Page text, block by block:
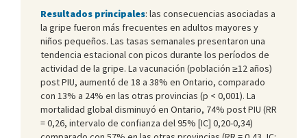
Resultados principales: las consecuencias asociadas a
la gripe fueron más frecuentes en adultos mayores y
niños pequeños. Las tasas semanales presentaron una
tendencia estacional con picos durante los períodos de
actividad de la gripe. La vacunación (población ≥12 años)
post PIU, aumentó de 18 a 38% en Ontario, comparado
con 13% a 24% en las otras provincias (p < 0,001). La
mortalidad global disminuyó en Ontario, 74% post PIU (RR
= 0,26, intervalo de confianza del 95% [IC] 0,20-0,34)